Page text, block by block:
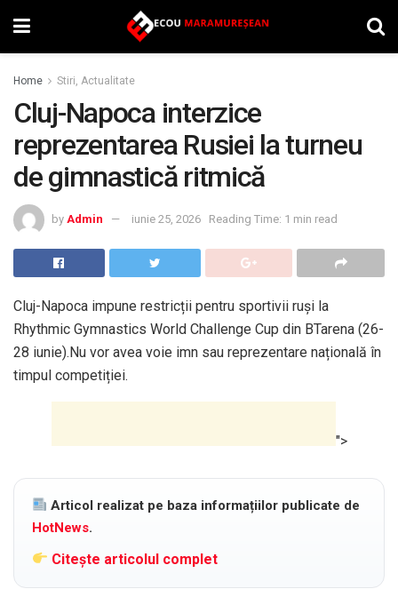
Home Stiri, Actualitate
Cluj-Napoca interzice
reprezentarea Rusiei la turneu
de gimnastică ritmică
by Admin iunie 25, 2026 Reading Time: 1 min read
Cluj-Napoca impune restricții pentru sportivii ruși la
Rhythmic Gymnastics World Challenge Cup din BTarena (26-
28 iunie).Nu vor avea voie imn sau reprezentare națională în
timpul competiției.
">
Articol realizat pe baza informațiilor publicate de
HotNews.
Citește articolul complet